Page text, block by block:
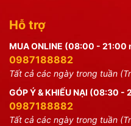
Hỗ trợ
MUA ONLINE (08:00 - 21:00
0987188882
Tất cả các ngày trong tuần
GÓP Ý & KHIẾU NẠI (08:30 -
0987188882
Tất cả các ngày trong tuần